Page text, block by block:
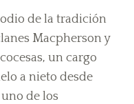
de la tradición
Macpherson y
un cargo
a nieto desde
de los